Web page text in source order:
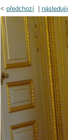
< předchozí|